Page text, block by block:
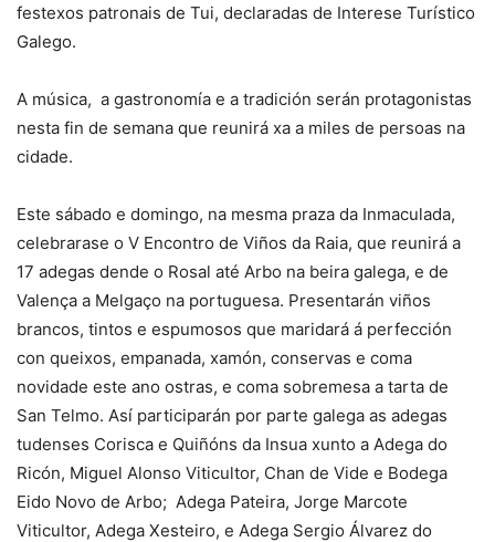
festexos patronais de Tui, declaradas de Interese Turístico
Galego.
A música, a gastronomía e a tradición serán protagonistas
nesta fin de semana que reunirá xa a miles de persoas na
cidade.
Este sábado e domingo, na mesma praza da Inmaculada,
celebrarase o V Encontro de Viños da Raia, que reunirá a
17 adegas dende o Rosal até Arbo na beira galega, e de
Valença a Melgaço na portuguesa. Presentarán viños
brancos, tintos e espumosos que maridará á perfección
con queixos, empanada, xamón, conservas e coma
novidade este ano ostras, e coma sobremesa a tarta de
San Telmo. Así participarán por parte galega as adegas
tudenses Corisca e Quiñóns da Insua xunto a Adega do
Ricón, Miguel Alonso Viticultor, Chan de Vide e Bodega
Eido Novo de Arbo; Adega Pateira, Jorge Marcote
Viticultor, Adega Xesteiro, e Adega Sergio Álvarez do